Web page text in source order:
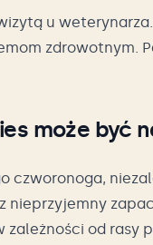
u
zdrowotnym.
może być
od rasy